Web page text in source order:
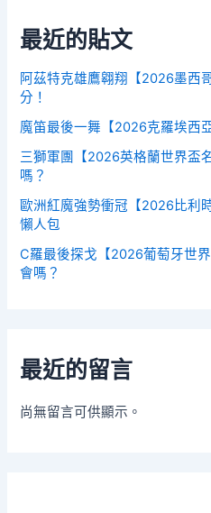
最近的貼文
阿茲特克雄鷹翱翔【2026墨西
分！
魔笛最後一舞【2026克羅埃西
三獅軍團【2026英格蘭世界盃
嗎？
歐洲紅魔強勢衝冠【2026比利
懶人包
C羅最後探戈【2026葡萄牙世
會嗎？
最近的留言
尚無留言可供顯示。